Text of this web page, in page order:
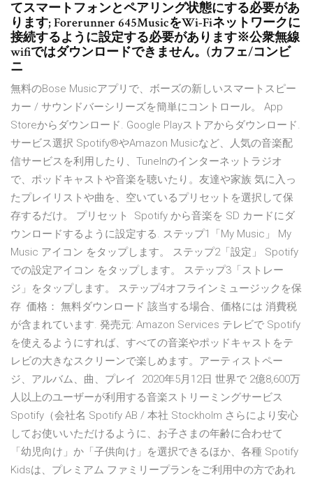
てスマートフォンとペアリング状態にする必要があ
ります; Forerunner 645MusicをWi-Fiネットワークに
接続するように設定する必要があります※公衆無線
wifiではダウンロードできません。(カフェ/コンビ
ニ
無料のBose Musicアプリで、ボーズの新しいスマートスピー
カー / サウンドバーシリーズを簡単にコントロール。 App
Storeからダウンロード. Google Playストアからダウンロード.
サービス選択 Spotify®やAmazon Musicなど、人気の音楽配
信サービスを利用したり、TuneInのインターネットラジオ
で、ポッドキャストや音楽を聴いたり。友達や家族 気に入っ
たプレイリストや曲を、空いているプリセットを選択して保
存するだけ。 プリセット Spotify から音楽を SD カードにダ
ウンロードするように設定する. ステップ1「My Music」 My
Music アイコン をタップします。 ステップ2「設定」 Spotify
での設定アイコン をタップします。 ステップ3「ストレー
ジ」をタップします。 ステップ4オフラインミュージックを保
存 価格： 無料ダウンロード 該当する場合、価格には 消費税
が含まれています. 発売元: Amazon Services テレビで Spotify
を使えるようにすれば、すべての音楽やポッドキャストをテ
レビの大きなスクリーンで楽しめます。アーティストペー
ジ、アルバム、曲、プレイ 2020年5月12日 世界で 2億8,600万
人以上のユーザーが利用する音楽ストリーミングサービス
Spotify（会社名 Spotify AB / 本社 Stockholm さらにより安心
してお使いいただけるように、お子さまの年齢に合わせて
「幼児向け」か「子供向け」を選択できるほか、各種 Spotify
Kidsは、プレミアム ファミリープランをご利用中の方であれ